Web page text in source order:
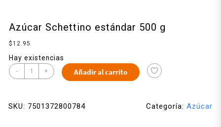
Azúcar Schettino estándar 500 g
$ 12.95
Hay existencias
- + Añadir al carrito
SKU: 7501372800784 Categoría: Azúcar